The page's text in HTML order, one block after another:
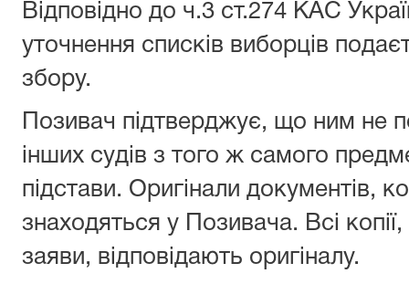
Відповідно до ч.3 ст.274 КАС
уточнення списків виборців
збору.
Позивач підтверджує, що ним не
інших судів з того ж самого
підстави. Оригінали документів,
знаходяться у Позивача. Всі
заяви, відповідають оригіналу.